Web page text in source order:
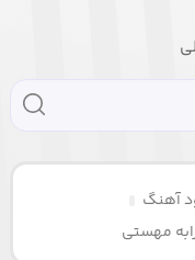
آهنگ
مهستی